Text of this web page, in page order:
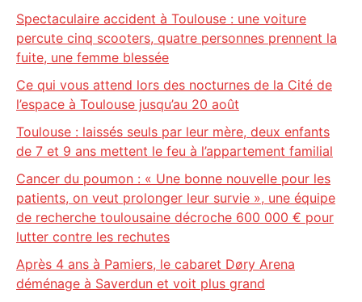
Spectaculaire accident à Toulouse : une voiture
percute cinq scooters, quatre personnes prennent la
fuite, une femme blessée
Ce qui vous attend lors des nocturnes de la Cité de
l’espace à Toulouse jusqu’au 20 août
Toulouse : laissés seuls par leur mère, deux enfants
de 7 et 9 ans mettent le feu à l’appartement familial
Cancer du poumon : « Une bonne nouvelle pour les
patients, on veut prolonger leur survie », une équipe
de recherche toulousaine décroche 600 000 € pour
lutter contre les rechutes
Après 4 ans à Pamiers, le cabaret Døry Arena
déménage à Saverdun et voit plus grand